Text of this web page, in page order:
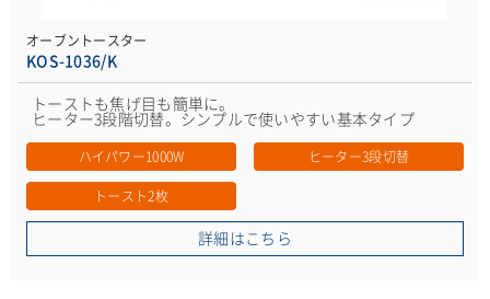
オーブントースター
KOS-1036/K
トーストも焦げ目も簡単に。
ヒーター3段階切替。シンプルで使いやすい基本タイプ
ハイパワー1000W ヒーター3段切替
トースト2枚
詳細はこちら